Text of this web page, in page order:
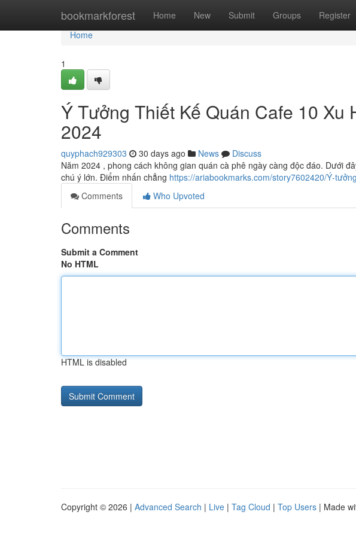
bookmarkforest Home New Submit Groups Register
Home
Home
1
Ý Tưởng Thiết Kế Quán Cafe 10 Xu
2024
quyphach929303 30 days ago News
Discuss
Năm 2024 , phong cách không gian quán cà phê ngày càng độc đáo. Dưới
chú ý lớn. Điểm nhấn chẳng https://ariabookmarks.com/story7602420/Ý-
Comments
Who Upvoted
Comments
Submit a Comment
No HTML
HTML is disabled
Copyright © 2026 | Advanced Search | Live | Tag Cloud | Top Users | Made